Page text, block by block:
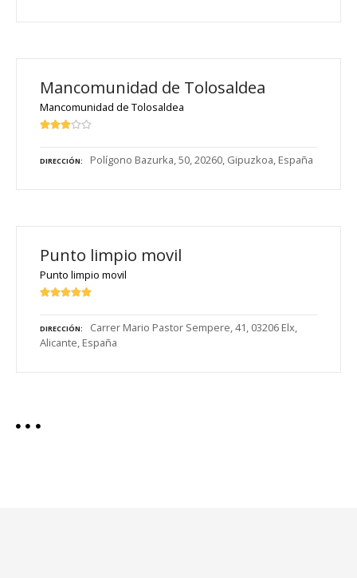
Mancomunidad de Tolosaldea
Mancomunidad de Tolosaldea
DIRECCIÓN Polígono Bazurka, 50, 20260, Gipuzkoa, España
Punto limpio movil
Punto limpio movil
DIRECCIÓN
Carrer Mario Pastor Sempere, 41, 03206 Elx,
Alicante, España